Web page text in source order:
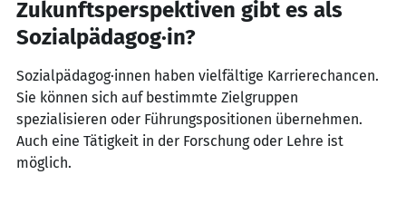
Zukunftsperspektiven gibt es als
Sozialpädagog·in?
Sozialpädagog·innen haben vielfältige Karrierechancen.
Sie können sich auf bestimmte Zielgruppen
spezialisieren oder Führungspositionen übernehmen.
Auch eine Tätigkeit in der Forschung oder Lehre ist
möglich.